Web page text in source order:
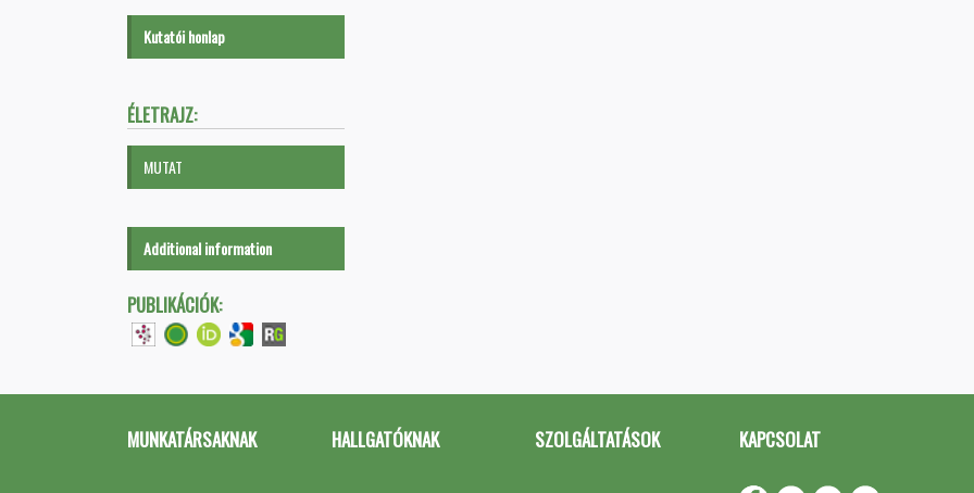
Kutatói honlap
ÉLETRAJZ:
MUTAT
Additional information
PUBLIKÁCIÓK:
MUNKATÁRSAKNAK HALLGATÓKNAK SZOLGÁLTATÁSOK KAPCSOLAT